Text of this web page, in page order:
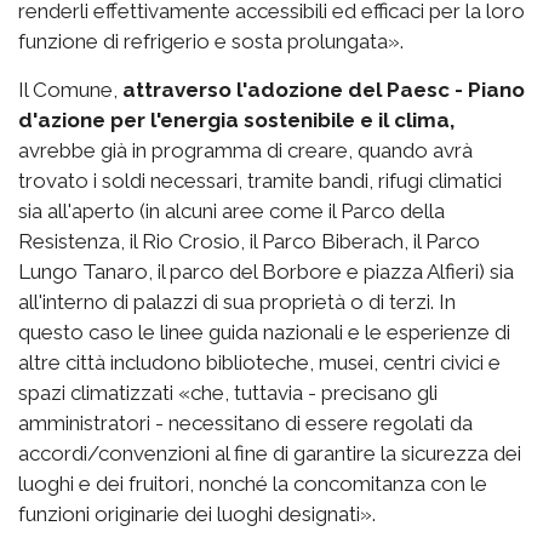
renderli effettivamente accessibili ed efficaci per la loro
funzione di refrigerio e sosta prolungata».
Il Comune, attraverso l'adozione del Paesc - Piano
d'azione per l'energia sostenibile e il clima,
avrebbe già in programma di creare, quando avrà
trovato i soldi necessari, tramite bandi, rifugi climatici
sia all'aperto (in alcuni aree come il Parco della
Resistenza, il Rio Crosio, il Parco Biberach, il Parco
Lungo Tanaro, il parco del Borbore e piazza Alfieri) sia
all'interno di palazzi di sua proprietà o di terzi. In
questo caso le linee guida nazionali e le esperienze di
altre città includono biblioteche, musei, centri civici e
spazi climatizzati «che, tuttavia - precisano gli
amministratori - necessitano di essere regolati da
accordi/convenzioni al fine di garantire la sicurezza dei
luoghi e dei fruitori, nonché la concomitanza con le
funzioni originarie dei luoghi designati».